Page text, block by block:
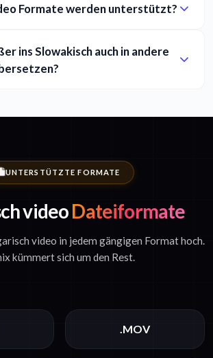
Formate werden unterstützt?
ins Slowakisch auch in andere
UNTERSTÜTZTE FORMATE
videoDateiformate
video in jedem gängigen Format hoch.
kümmert sich um den Rest.
.MOV